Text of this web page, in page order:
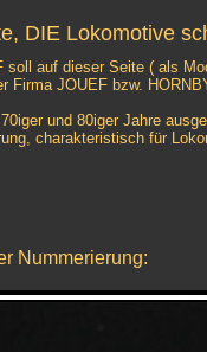
DIE Lokomotive
soll auf dieser Seite ( als
Firma JOUEF bzw.
und 80iger Jahre
charakteristisch für
Nummerierung: